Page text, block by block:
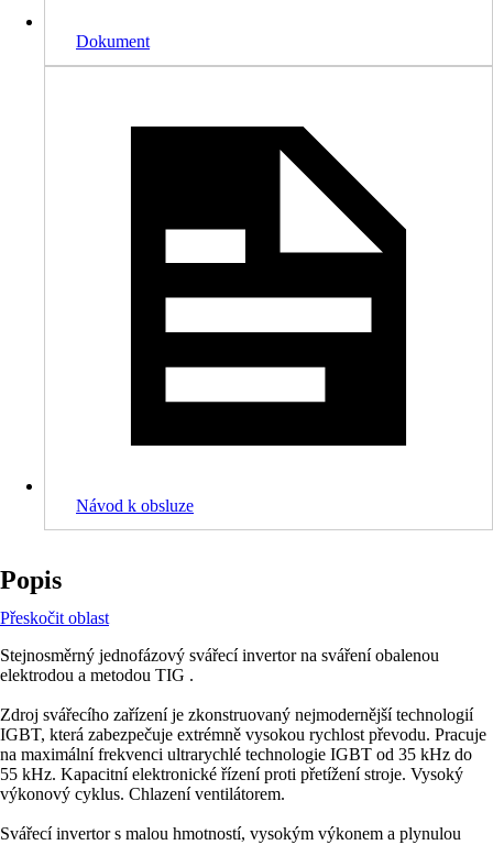
Dokument
Návod k obsluze
Popis
Přeskočit oblast
Stejnosměrný jednofázový svářecí invertor na sváření obalenou
elektrodou a metodou TIG .
Zdroj svářecího zařízení je zkonstruovaný nejmodernější technologií
IGBT, která zabezpečuje extrémně vysokou rychlost převodu. Pracuje
na maximální frekvenci ultrarychlé technologie IGBT od 35 kHz do
55 kHz. Kapacitní elektronické řízení proti přetížení stroje. Vysoký
výkonový cyklus. Chlazení ventilátorem.
Svářecí invertor s malou hmotností, vysokým výkonem a plynulou